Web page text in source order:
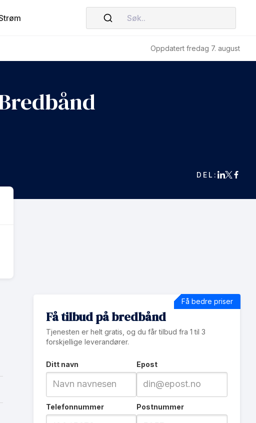
Søk..
Oppdatert fredag 7. august
DEL:
Få tilbud på bredbånd
Tjenesten er helt gratis, og du får tilbud fra 1 til 3
forskjellige leverandører.
Ditt navn Epost
Telefonnummer Postnummer
Få bedre priser